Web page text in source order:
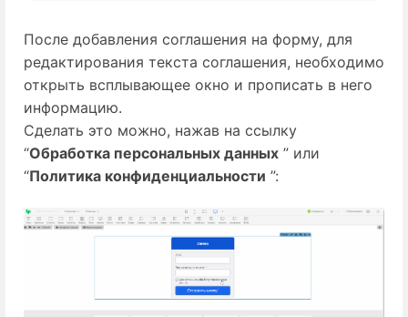
После добавления соглашения на форму, для
редактирования текста соглашения, необходимо
открыть всплывающее окно и прописать в него
информацию.
Сделать это можно, нажав на ссылку
“Обработка персональных данных ” или
“Политика конфиденциальности ”: